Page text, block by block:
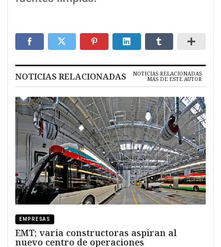
NOTICIAS RELACIONADAS NOTICIAS RELACIONADAS
MÁS DE ESTE AUTOR
EMPRESAS
EMT; varia constructoras aspiran al
nuevo centro de operaciones